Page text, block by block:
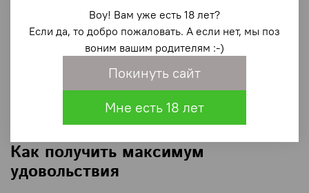
последний использованный режим, чтобы вы
могли сразу вернуться к любимым ощущениям.
Безопасность и комфорт:
игрушка изготовлена
из гипоаллергенного силикона, который приятен
на ощупь и безопасен для тела.
Перезаряжаемый аккумулятор:забудьте о
батарейках – просто зарядите устройство через
USB-кабель, который входит в комплект.
Как получить максимум
удовольствия
Воу! Вам уже есть 18 лет?
Если да, то добро пожаловать. А если нет, мы поз
воним вашим родителям :-)
Покинуть сайт
Мне есть 18 лет